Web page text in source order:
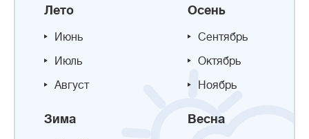
Лето
Июнь
Июль
Август
Осень
Сентябрь
Октябрь
Ноябрь
Зима Весна